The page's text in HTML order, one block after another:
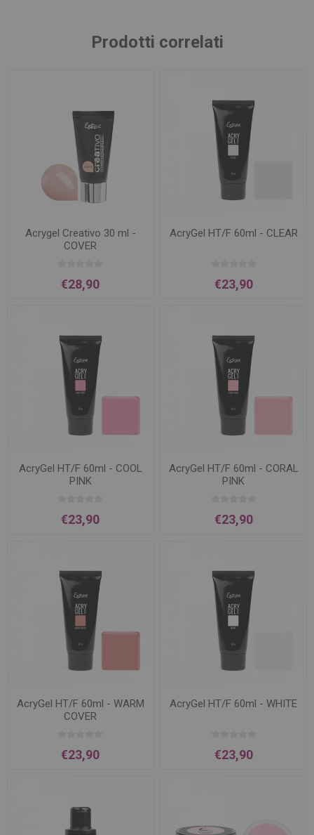
Prodotti correlati
Acrygel Creativo 30 ml -
COVER
€28,90
AcryGel HT/F 60ml - CLEAR
€23,90
AcryGel HT/F 60ml - COOL
PINK
€23,90
AcryGel HT/F 60ml - CORAL
PINK
€23,90
AcryGel HT/F 60ml - WARM
COVER
€23,90
AcryGel HT/F 60ml - WHITE
€23,90